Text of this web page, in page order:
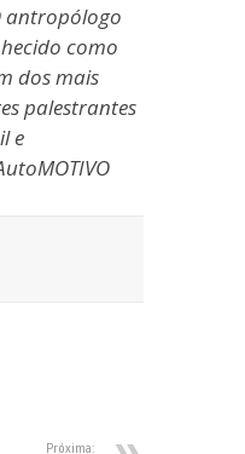
antropólogo
como
dos mais
palestrantes
e
Próxima: